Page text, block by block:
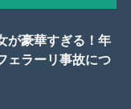
が豪華すぎる！年
ェラーリ事故につ